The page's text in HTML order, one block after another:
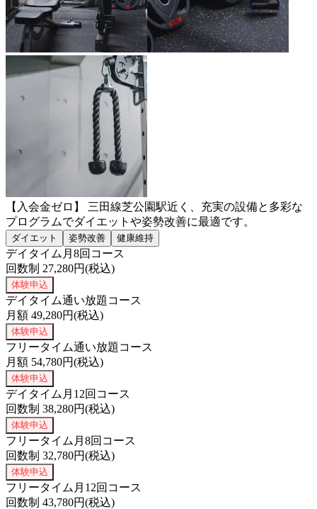
【入会金ゼロ】 三田線芝公園駅近く、充実の設備と多彩な
プログラムでダイエットや姿勢改善に最適です。
ダイエット 姿勢改善 健康維持
デイタイム月8回コース
回数制 27,280円(税込)
体験申込
デイタイム通い放題コース
月額 49,280円(税込)
体験申込
フリータイム通い放題コース
月額 54,780円(税込)
体験申込
デイタイム月12回コース
回数制 38,280円(税込)
体験申込
フリータイム月8回コース
回数制 32,780円(税込)
体験申込
フリータイム月12回コース
回数制 43,780円(税込)